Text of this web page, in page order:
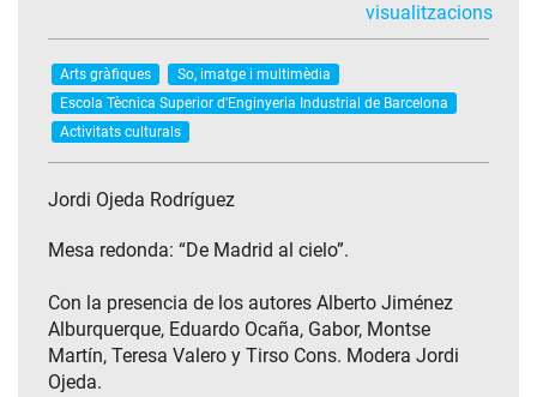
visualitzacions
Arts gràfiques
So, imatge i multimèdia
Escola Tècnica Superior d'Enginyeria Industrial de Barcelona
Activitats culturals
Jordi Ojeda Rodríguez
Mesa redonda: “De Madrid al cielo”.
Con la presencia de los autores Alberto Jiménez
Alburquerque, Eduardo Ocaña, Gabor, Montse
Martín, Teresa Valero y Tirso Cons. Modera Jordi
Ojeda.